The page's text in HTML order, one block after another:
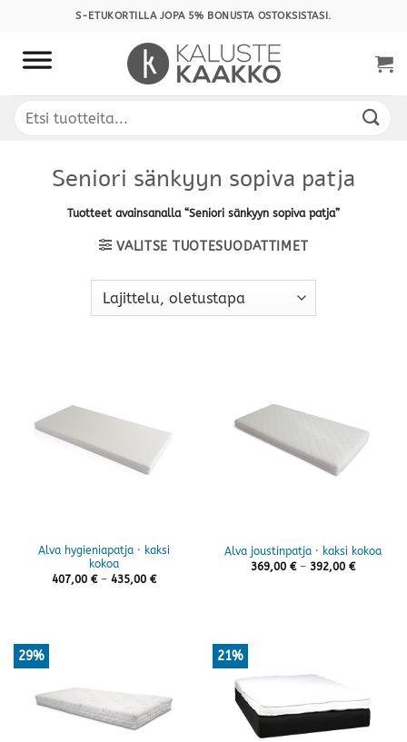
content
S-ETUKORTILLA JOPA 5% BONUSTA OSTOKSISTASI.
Etsi:
Seniori sänkyyn sopiva patja
Tuotteet avainsanalla “Seniori sänkyyn sopiva patja”
VALITSE TUOTESUODATTIMET
Alva hygieniapatja · kaksi
kokoa
407,00 € – 435,00 €Hintaluokka:
Alva joustinpatja · kaksi kokoa
369,00 € – 392,00 €
29% 21%